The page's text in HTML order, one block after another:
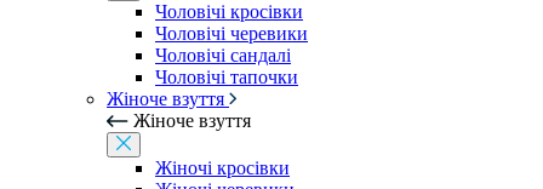
Чоловічі кросівки
Чоловічі черевики
Чоловічі сандалі
Чоловічі тапочки
Жіноче взуття
Жіноче взуття
Жіночі кросівки